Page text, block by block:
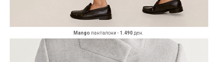
Mango панталони - 1.490 ден.